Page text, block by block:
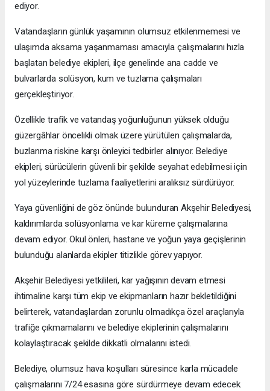
ediyor.
Vatandaşların günlük yaşamının olumsuz etkilenmemesi ve
ulaşımda aksama yaşanmaması amacıyla çalışmalarını hızla
başlatan belediye ekipleri, ilçe genelinde ana cadde ve
bulvarlarda solüsyon, kum ve tuzlama çalışmaları
gerçekleştiriyor.
Özellikle trafik ve vatandaş yoğunluğunun yüksek olduğu
güzergâhlar öncelikli olmak üzere yürütülen çalışmalarda,
buzlanma riskine karşı önleyici tedbirler alınıyor. Belediye
ekipleri, sürücülerin güvenli bir şekilde seyahat edebilmesi için
yol yüzeylerinde tuzlama faaliyetlerini aralıksız sürdürüyor.
Yaya güvenliğini de göz önünde bulunduran Akşehir Belediyesi,
kaldırımlarda solüsyonlama ve kar küreme çalışmalarına
devam ediyor. Okul önleri, hastane ve yoğun yaya geçişlerinin
bulunduğu alanlarda ekipler titizlikle görev yapıyor.
Akşehir Belediyesi yetkilileri, kar yağışının devam etmesi
ihtimaline karşı tüm ekip ve ekipmanların hazır bekletildiğini
belirterek, vatandaşlardan zorunlu olmadıkça özel araçlarıyla
trafiğe çıkmamalarını ve belediye ekiplerinin çalışmalarını
kolaylaştıracak şekilde dikkatli olmalarını istedi.
Belediye, olumsuz hava koşulları süresince karla mücadele
çalışmalarını 7/24 esasına göre sürdürmeye devam edecek.